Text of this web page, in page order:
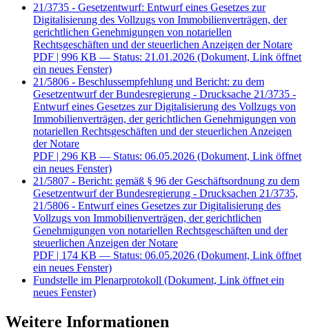
21/3735 - Gesetzentwurf: Entwurf eines Gesetzes zur
Digitalisierung des Vollzugs von Immobilienverträgen, der
gerichtlichen Genehmigungen von notariellen
Rechtsgeschäften und der steuerlichen Anzeigen der Notare
PDF | 996 KB — Status: 21.01.2026 (Dokument, Link öffnet
ein neues Fenster)
21/5806 - Beschlussempfehlung und Bericht: zu dem
Gesetzentwurf der Bundesregierung - Drucksache 21/3735 -
Entwurf eines Gesetzes zur Digitalisierung des Vollzugs von
Immobilienverträgen, der gerichtlichen Genehmigungen von
notariellen Rechtsgeschäften und der steuerlichen Anzeigen
der Notare
PDF | 296 KB — Status: 06.05.2026 (Dokument, Link öffnet
ein neues Fenster)
21/5807 - Bericht: gemäß § 96 der Geschäftsordnung zu dem
Gesetzentwurf der Bundesregierung - Drucksachen 21/3735,
21/5806 - Entwurf eines Gesetzes zur Digitalisierung des
Vollzugs von Immobilienverträgen, der gerichtlichen
Genehmigungen von notariellen Rechtsgeschäften und der
steuerlichen Anzeigen der Notare
PDF | 174 KB — Status: 06.05.2026 (Dokument, Link öffnet
ein neues Fenster)
Fundstelle im Plenarprotokoll (Dokument, Link öffnet ein
neues Fenster)
Weitere Informationen